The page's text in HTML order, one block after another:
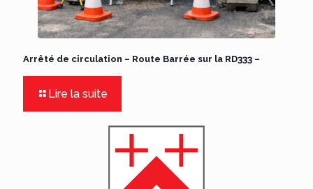
Arrêté de circulation – Route Barrée sur la RD333 –
Lire la suite